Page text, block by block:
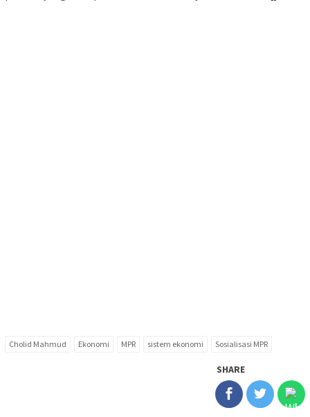
Cholid Mahmud Ekonomi MPR sistem ekonomi Sosialisasi MPR
SHARE